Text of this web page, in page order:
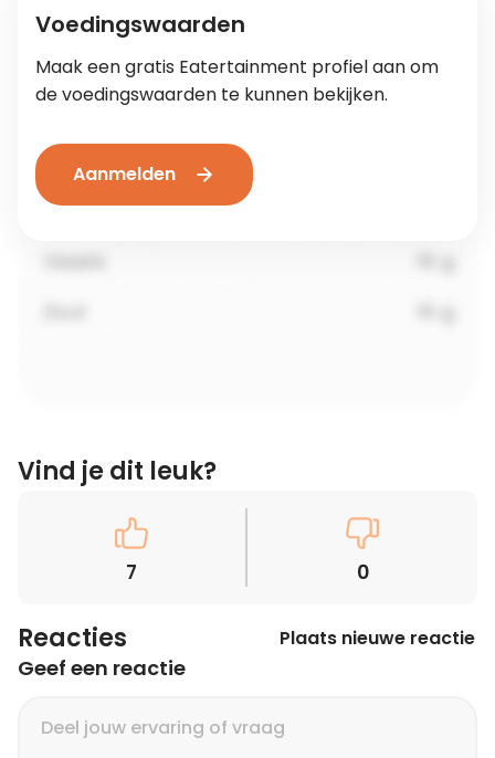
Voedingswaarden
Maak een gratis Eatertainment profiel aan om
de voedingswaarden te kunnen bekijken.
Aanmelden
Vind je dit leuk?
7 0
Reacties Plaats nieuwe reactie
Geef een reactie